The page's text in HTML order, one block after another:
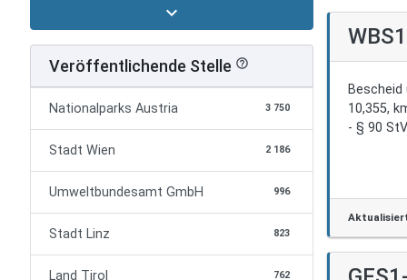
expand_more
Veröffentlichende Stelle help_outline
Nationalparks Austria 3 750
Stadt Wien 2 186
Umweltbundesamt GmbH 996
Stadt Linz 823
Land Tirol 762
Bescheid
10,355,
- § 90